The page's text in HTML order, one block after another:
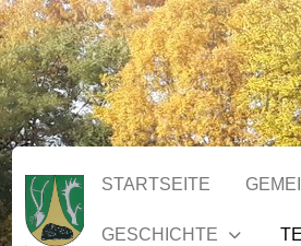
STARTSEITE
GESCHICHTE